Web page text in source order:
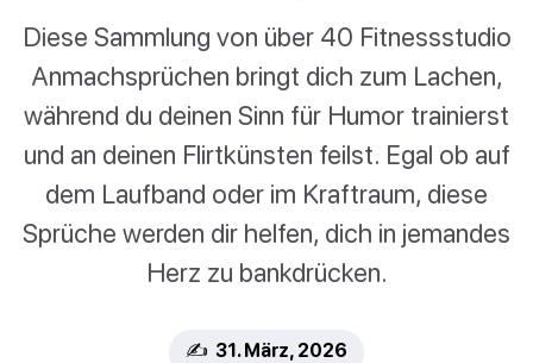
Diese Sammlung von über 40 Fitnessstudio
Anmachsprüchen bringt dich zum Lachen,
während du deinen Sinn für Humor trainierst
und an deinen Flirtkünsten feilst. Egal ob auf
dem Laufband oder im Kraftraum, diese
Sprüche werden dir helfen, dich in jemandes
Herz zu bankdrücken.
✍️ 31. März, 2026